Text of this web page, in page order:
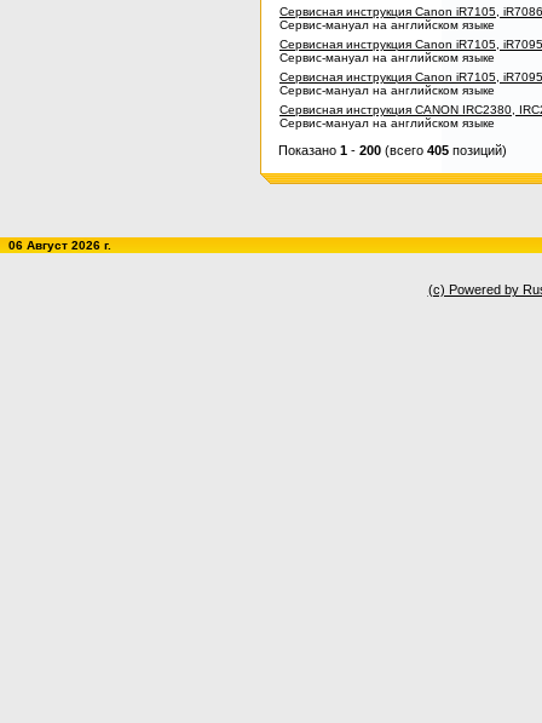
Сервисная инструкция Canon iR7105,
Сервис-мануал на английском языке
Сервисная инструкция Canon iR7105,
Сервис-мануал на английском языке
Сервисная инструкция Canon iR7105,
Сервис-мануал на английском языке
Сервисная инструкция CANON IRC2380,
Сервис-мануал на английском языке
Показано 1 - 200 (всего 405 позиций)
06 Август 2026 г.
(c) Powered by